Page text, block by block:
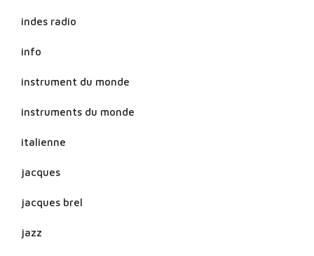
indes radio
info
instrument du monde
instruments du monde
italienne
jacques
jacques brel
jazz